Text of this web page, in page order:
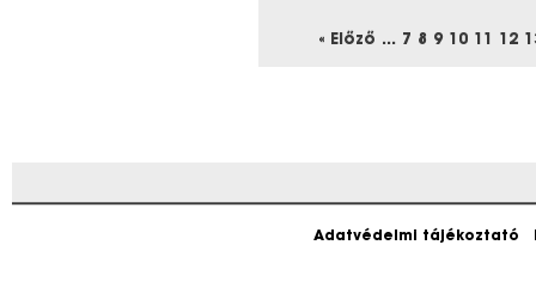
« Előző ... 7 8 9 10 11 12
Adatvédelmi tájékoztató